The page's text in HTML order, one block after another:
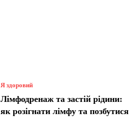
Я здоровий
Лімфодренаж та застій рідини:
як розігнати лімфу та позбутися